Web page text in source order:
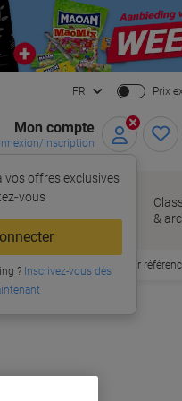
FR Prix
Mon compte
Inscription
vos offres exclusives
?Inscrivez-vous dès
de bureau
&
Commander par